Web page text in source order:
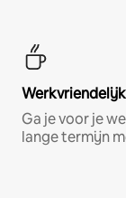
Ga je voor je
lange termijn